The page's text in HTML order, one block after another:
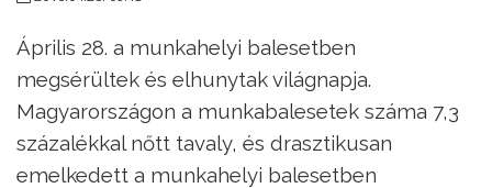
Április 28. a munkahelyi balesetben
megsérültek és elhunytak világnapja.
Magyarországon a munkabalesetek száma 7,3
százalékkal nőtt tavaly, és drasztikusan
emelkedett a munkahelyi balesetben